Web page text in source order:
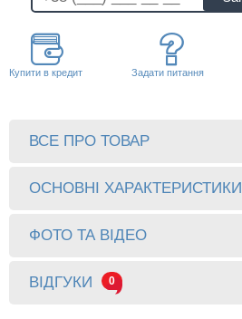
Купити в кредит Задати питання
ВСЕ ПРО ТОВАР
ОСНОВНІ ХАРАКТЕРИСТИКИ
ФОТО ТА ВІДЕО
ВІДГУКИ 0